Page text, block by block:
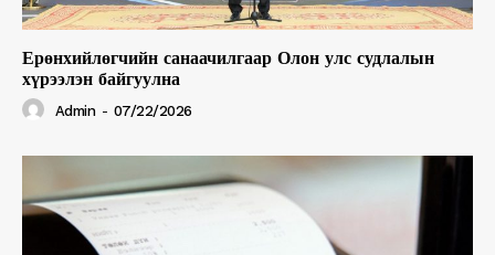
Ерөнхийлөгчийн санаачилгаар Олон улс судлалын
хүрээлэн байгуулна
Admin - 07/22/2026